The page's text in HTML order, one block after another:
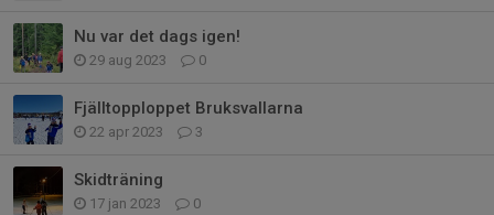
Nu var det dags igen!
29 aug 2023 0
Fjälltopploppet Bruksvallarna
22 apr 2023 3
Skidträning
17 jan 2023 0